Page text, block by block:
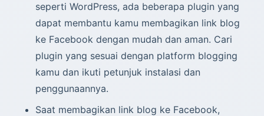
seperti WordPress, ada beberapa plugin yang
dapat membantu kamu membagikan link blog
ke Facebook dengan mudah dan aman. Cari
plugin yang sesuai dengan platform blogging
kamu dan ikuti petunjuk instalasi dan
penggunaannya.
Saat membagikan link blog ke Facebook,